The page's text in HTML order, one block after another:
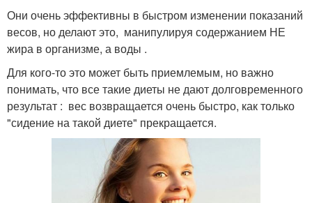
Они очень эффективны в быстром изменении показаний
весов, но делают это, манипулируя содержанием НЕ
жира в организме, а воды .
Для кого-то это может быть приемлемым, но важно
понимать, что все такие диеты не дают долговременного
результат : вес возвращается очень быстро, как только
"сидение на такой диете" прекращается.